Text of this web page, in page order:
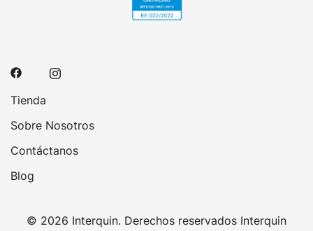
Tienda
Sobre Nosotros
Contáctanos
Blog
© 2026 Interquin. Derechos reservados Interquin